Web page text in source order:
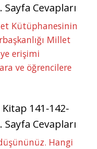
Cevapları
Kütüphanesinin
Millet
erişimi
ve öğrencilere
Kitap 141-142-
Cevapları
Hangi